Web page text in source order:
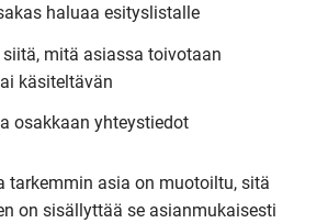
haluaa esityslistalle
mitä asiassa toivotaan
käsiteltävän
osakkaan yhteystiedot
tarkemmin asia on muotoiltu, sitä
on sisällyttää se asianmukaisesti